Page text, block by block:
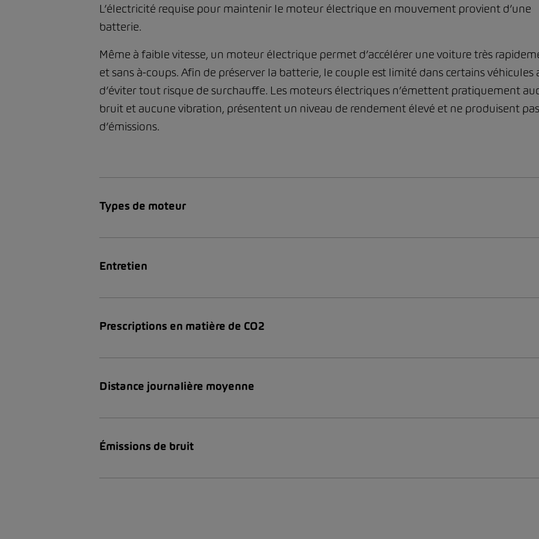
L’électricité requise pour maintenir le moteur électrique en mouvement provient d’une
batterie.
Même à faible vitesse, un moteur électrique permet d’accélérer une voiture très
et sans à-coups. Afin de préserver la batterie, le couple est limité dans certains véhicules
d’éviter tout risque de surchauffe. Les moteurs électriques n’émettent pratiquement
bruit et aucune vibration, présentent un niveau de rendement élevé et ne produisent pas
d’émissions.
Types de moteur
Entretien
Prescriptions en matière de CO2
Distance journalière moyenne
Émissions de bruit